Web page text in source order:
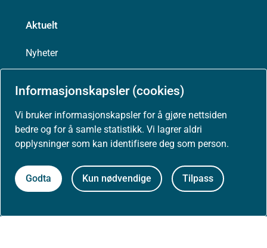
Informasjonskapsler (cookies)
Vi bruker informasjonskapsler for å gjøre nettsiden
bedre og for å samle statistikk. Vi lagrer aldri
opplysninger som kan identifisere deg som person.
Godta Kun nødvendige Tilpass
Aktuelt
Nyheter
Arrangementer
Høringer
Presse
Om nettstedet